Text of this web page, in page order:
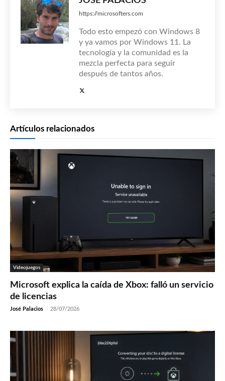
https://microsofters.com
Todo esto empezó con Windows 8
y ya vamos por Windows 11. La
tecnología y la comunidad es la
mezcla perfecta para seguir
después de tantos años.
Artículos relacionados
Videojuegos
Microsoft explica la caída de Xbox: falló un servicio
de licencias
José Palacios - 28/07/2026